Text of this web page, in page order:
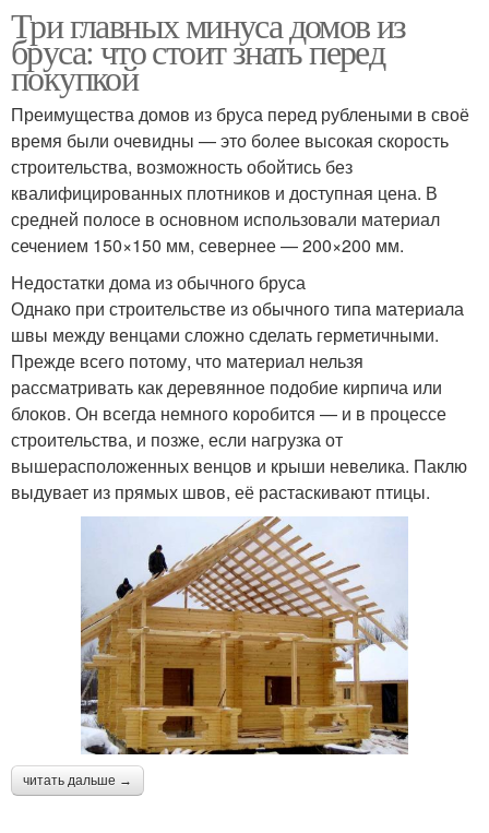
Три главных минуса домов из
бруса: что стоит знать перед
покупкой
Преимущества домов из бруса перед рублеными в своё
время были очевидны — это более высокая скорость
строительства, возможность обойтись без
квалифицированных плотников и доступная цена. В
средней полосе в основном использовали материал
сечением 150×150 мм, севернее — 200×200 мм.
Недостатки дома из обычного бруса
Однако при строительстве из обычного типа материала
швы между венцами сложно сделать герметичными.
Прежде всего потому, что материал нельзя
рассматривать как деревянное подобие кирпича или
блоков. Он всегда немного коробится — и в процессе
строительства, и позже, если нагрузка от
вышерасположенных венцов и крыши невелика. Паклю
выдувает из прямых швов, её растаскивают птицы.
читать дальше →